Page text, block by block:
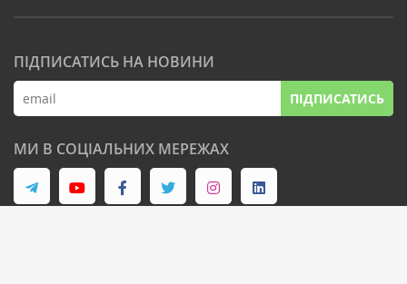
ПІДПИСАТИСЬ НА НОВИНИ
ПІДПИСАТИСЬ
МИ В СОЦІАЛЬНИХ МЕРЕЖАХ